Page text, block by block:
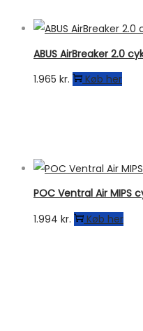
ABUS AirBreaker 2.0
1.965 kr. Køb her
POC Ventral Air MIPS
1.994 kr. Køb her